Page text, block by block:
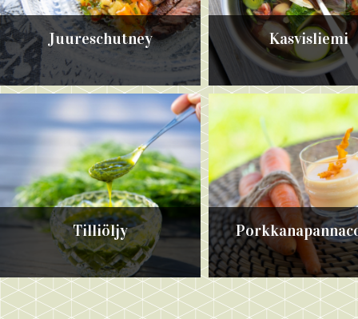
Juureschutney Kasvisliemi
Tilliöljy